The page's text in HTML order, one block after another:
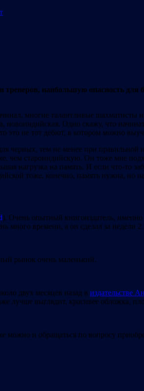
наибольшую опасность
многие талантливые
Одно скажу, что
это не тот дебют, в котором можно
черных, тем не менее при
чем староиндийскую. Он тоже мне
нагрузка на память. И если что-то
тоже, конечно, память нужна, но
). Очень опытный книгоиздатель, именно
много времени, а он сделал за недели 2.
рынок очень маленький.
двух месяцев назад в издательстве
лучше выглядит, красивее обложка,
и обращаться по вопросу